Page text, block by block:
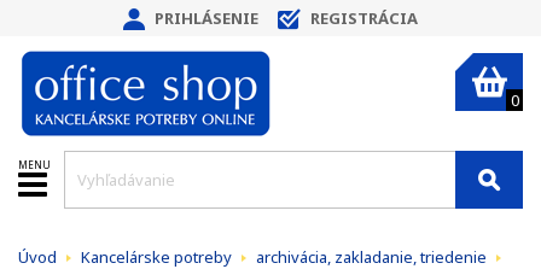
PRIHLÁSENIE REGISTRÁCIA
0
MENU
Úvod Kancelárske potreby
archivácia, zakladanie, triedenie